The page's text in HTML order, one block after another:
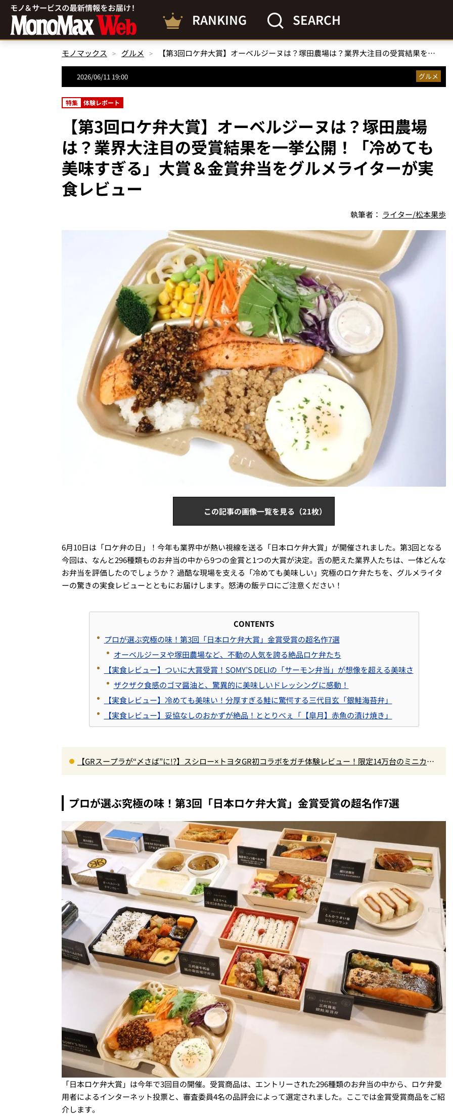
RANKING SEARCH
モノマックス グルメ 【第3回ロケ弁大賞】オーベルジーヌは？塚田農場は？業界大注目の受賞結果を一挙公開！「冷めても美味すぎる」大賞＆金賞弁当をグルメライターが実食レビュー
2026/06/11 19:00 グルメ
特集 体験レポート
【第3回ロケ弁大賞】オーベルジーヌは？塚田農場
は？業界大注目の受賞結果を一挙公開！「冷めても
美味すぎる」大賞＆金賞弁当をグルメライターが実
食レビュー
執筆者： ライター/松本果歩
この記事の画像一覧を見る（21枚）
6月10日は「ロケ弁の日」！今年も業界中が熱い視線を送る「日本ロケ弁大賞」が開催されました。第3回となる
今回は、なんと296種類ものお弁当の中から9つの金賞と1つの大賞が決定。舌の肥えた業界人たちは、一体どんな
お弁当を評価したのでしょうか？ 過酷な現場を支える「冷めても美味しい」究極のロケ弁たちを、グルメライタ
ーの驚きの実食レビューとともにお届けします。怒涛の飯テロにご注意ください！
CONTENTS
プロが選ぶ究極の味！第3回「日本ロケ弁大賞」金賞受賞の超名作7選
オーベルジーヌや塚田農場など、不動の人気を誇る絶品ロケ弁たち
【実食レビュー】ついに大賞受賞！SOMY’S DELIの「サーモン弁当」が想像を超える美味さ
ザクザク食感のゴマ醤油と、驚異的に美味しいドレッシングに感動！
【実食レビュー】冷めても美味い！分厚すぎる鮭に驚愕する三代目玄「銀鮭海苔弁」
【実食レビュー】妥協なしのおかずが絶品！ととりべぇ「【皐月】赤魚の漬け焼き」
【GRスープラが“〆さば”に!?】スシロー×トヨタGR初コラボをガチ体験レビュー！限定14万台のミニカー
プロが選ぶ究極の味！第3回「日本ロケ弁大賞」金賞受賞の超名作7選
「日本ロケ弁大賞」は今年で3回目の開催。受賞商品は、エントリーされた296種類のお弁当の中から、ロケ弁愛
用者によるインターネット投票と、審査委員4名の品評会によって選定されました。ここでは金賞受賞商品をご紹
介します。